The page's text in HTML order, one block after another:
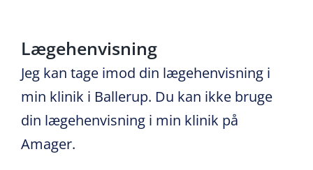
Lægehenvisning
Jeg kan tage imod din lægehenvisning i
min klinik i Ballerup. Du kan ikke bruge
din lægehenvisning i min klinik på
Amager.